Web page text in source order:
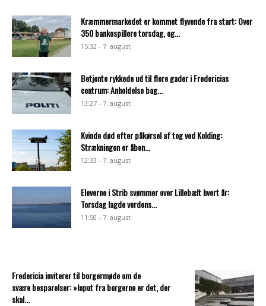
Kræmmermarkedet er kommet flyvende fra start: Over
350 bankospillere torsdag, og...
15:32 - 7. august
Betjente rykkede ud til flere gader i Fredericias
centrum: Anholdelse bag...
13:27 - 7. august
Kvinde død efter påkørsel af tog ved Kolding:
Strækningen er åben...
12:33 - 7. august
Eleverne i Strib svømmer over Lillebælt hvert år:
Torsdag lagde verdens...
11:50 - 7. august
Fredericia inviterer til borgermøde om de
svære besparelser: »Input fra borgerne er det, der
skal...